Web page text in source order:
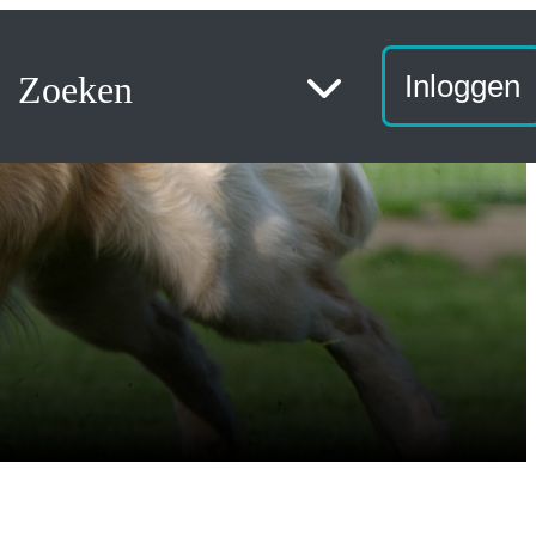
Zoeken Inloggen